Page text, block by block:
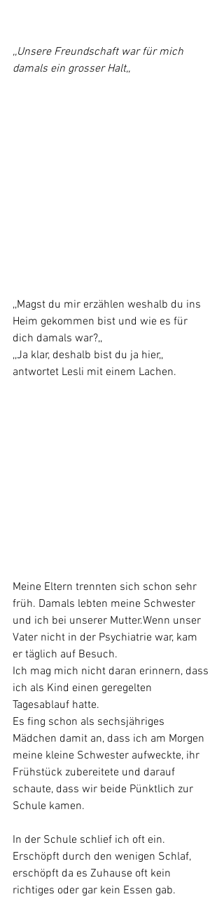
,,Unsere Freundschaft war für mich
damals ein grosser Halt,,
,,Magst du mir erzählen weshalb du ins
Heim gekommen bist und wie es für
dich damals war?,,
,,Ja klar, deshalb bist du ja hier,,
antwortet Lesli mit einem Lachen.
Meine Eltern trennten sich schon sehr
früh. Damals lebten meine Schwester
und ich bei unserer Mutter.Wenn unser
Vater nicht in der Psychiatrie war, kam
er täglich auf Besuch.
Ich mag mich nicht daran erinnern, dass
ich als Kind einen geregelten
Tagesablauf hatte.
Es fing schon als sechsjähriges
Mädchen damit an, dass ich am Morgen
meine kleine Schwester aufweckte, ihr
Frühstück zubereitete und darauf
schaute, dass wir beide Pünktlich zur
Schule kamen.
In der Schule schlief ich oft ein.
Erschöpft durch den wenigen Schlaf,
erschöpft da es Zuhause oft kein
richtiges oder gar kein Essen gab.